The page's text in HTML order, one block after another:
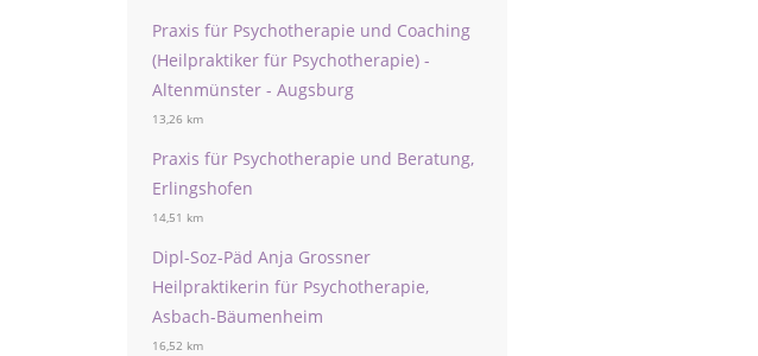
Praxis für Psychotherapie und Coaching
(Heilpraktiker für Psychotherapie) -
Altenmünster - Augsburg
13,26 km
Praxis für Psychotherapie und Beratung,
Erlingshofen
14,51 km
Dipl-Soz-Päd Anja Grossner
Heilpraktikerin für Psychotherapie,
Asbach-Bäumenheim
16,52 km